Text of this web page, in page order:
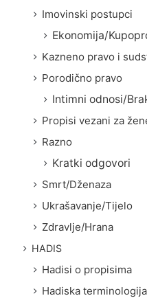
Imovinski postupci
Ekonomija/
Kazneno pravo i
Porodično pravo
Intimni odnosi/
Propisi vezani za
Razno
Kratki odgovori
Smrt/Dženaza
Ukrašavanje/Tijelo
Zdravlje/Hrana
HADIS
Hadisi o propisima
Hadiska terminologija